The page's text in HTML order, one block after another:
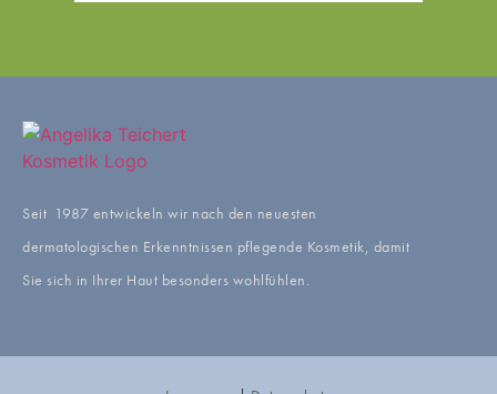
Seit 1987 entwickeln wir nach den neuesten
dermatologischen Erkenntnissen pflegende Kosmetik, damit
Sie sich in Ihrer Haut besonders wohlfühlen.